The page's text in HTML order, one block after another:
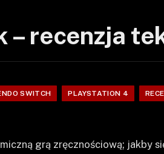
recenzja
SWITCH PLAYSTATION 4
grą zręcznościową; jakby